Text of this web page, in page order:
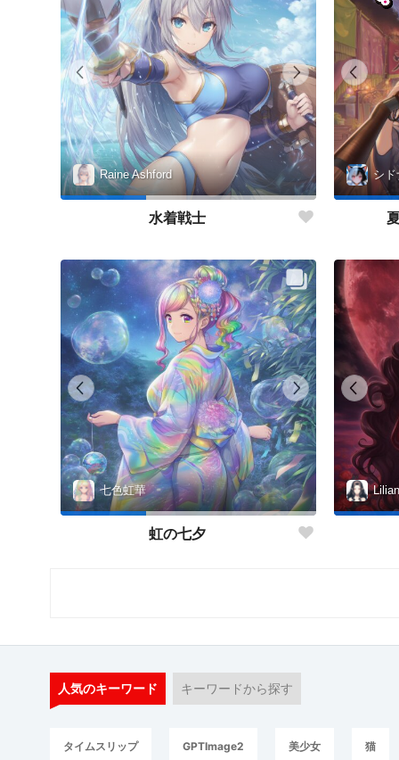
Raine Ashford
水着戦士
シド
七色虹華
虹の七夕
人気のキーワード キーワードから探す
タイムスリップ GPTImage2 美少女 猫